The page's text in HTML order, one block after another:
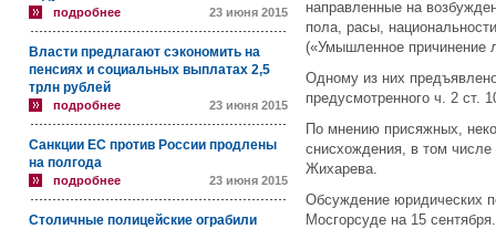
подробнее 23 июня 2015
Власти предлагают сэкономить на
пенсиях и социальных выплатах 2,5
трлн рублей
подробнее 23 июня 2015
Санкции ЕС против России продлены
на полгода
подробнее 23 июня 2015
Столичные полицейские ограбили
направленные на
пола, расы,
(«Умышленное причинение
Одному из них
предусмотренного ч. 2 ст.
По мнению присяжных,
снисхождения, в том числе
Жихарева.
Обсуждение юридических
Мосгорсуде на 15 сентября.